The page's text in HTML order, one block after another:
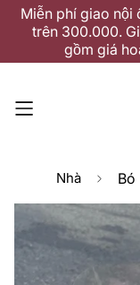
Miễn phí giao nội
trên 300.000.
gồm giá
Nhà Bó